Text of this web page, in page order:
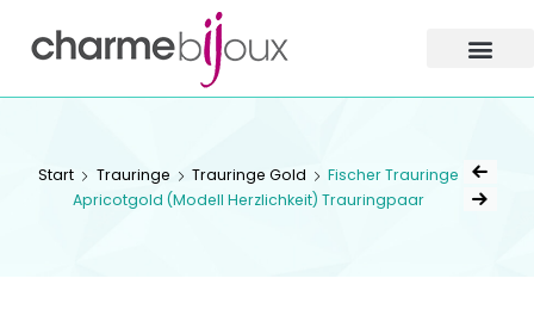
Bijoux
ZOFINGEN
Start Trauringe Trauringe Gold
Fischer Trauringe
Apricotgold (Modell Herzlichkeit) Trauringpaar